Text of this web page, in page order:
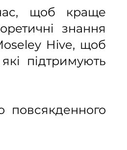
щоб краще
знання
Hive, щоб
підтримують
повсякденного